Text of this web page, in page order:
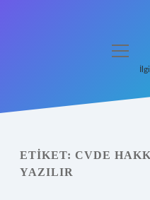
Yasal Uyarı
ETIKET: CVDE
YAZILIR